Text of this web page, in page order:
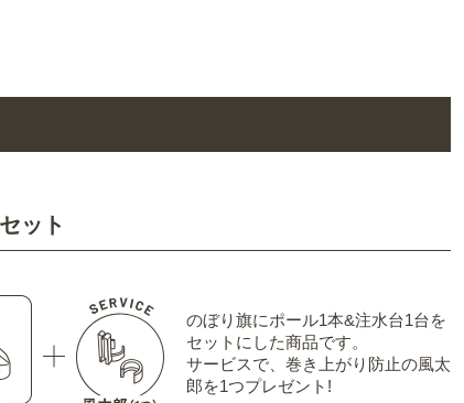
ット
のぼり旗にポール1本&注水台1台を
セットにした商品です。
サービスで、巻き上がり防止の風太
郎を1つプレゼント!